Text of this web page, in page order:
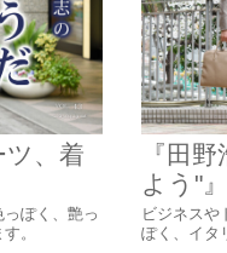
ツ、着
ぽく、艶っ
。
『田
よう"
ビジネスや
ぽく、イタ